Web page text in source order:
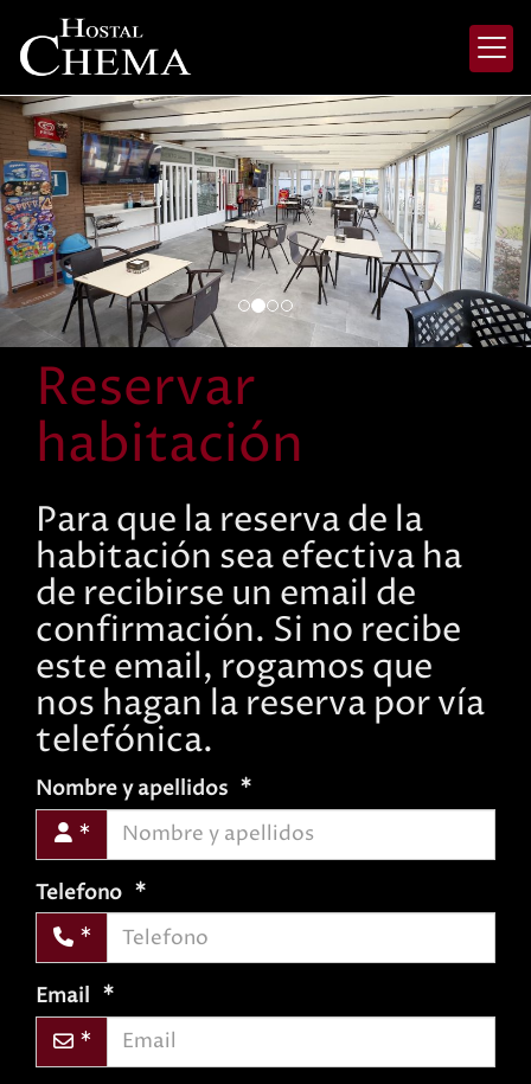
prev
Reservar
habitación
Para que la reserva de la
habitación sea efectiva ha
de recibirse un email de
confirmación. Si no recibe
este email, rogamos que
nos hagan la reserva por vía
telefónica.
Nombre y apellidos
Telefono
Email